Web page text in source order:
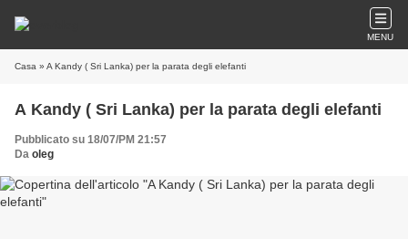
MENU
Casa » A Kandy ( Sri Lanka) per la parata degli elefanti
A Kandy ( Sri Lanka) per la parata degli elefanti
Pubblicato su 18/07/PM 21:57
Da oleg